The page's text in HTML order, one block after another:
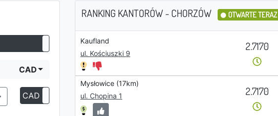
Sprzedaję
CAD
CAD
RANKING KANTORÓW - CHORZÓW OTWARTE TERAZ
Kaufland
ul. Kościuszki 9
2.7170
Mysłowice (17km)
ul. Chopina 1
2.7170